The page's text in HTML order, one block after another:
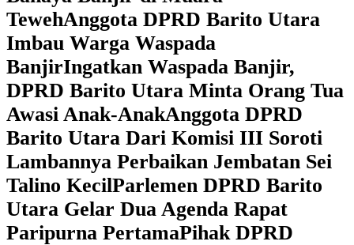
TewehAnggota DPRD Barito Utara
Imbau Warga Waspada
BanjirIngatkan Waspada Banjir,
DPRD Barito Utara Minta Orang Tua
Awasi Anak-AnakAnggota DPRD
Barito Utara Dari Komisi III Soroti
Lambannya Perbaikan Jembatan Sei
Talino KecilParlemen DPRD Barito
Utara Gelar Dua Agenda Rapat
Paripurna PertamaPihak DPRD